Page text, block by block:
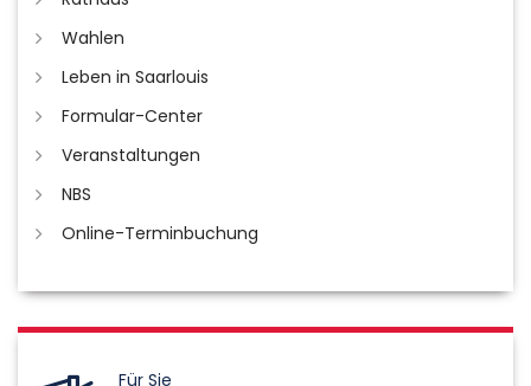
Wahlen
Leben in Saarlouis
Formular-Center
Veranstaltungen
NBS
Online-Terminbuchung
Für Sie